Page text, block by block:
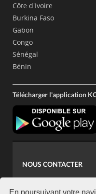
En poursuivant votre
Côte d'Ivoire
Burkina Faso
Gabon
Congo
Sénégal
Bénin
Télécharger l'application
NOUS CONTACTER